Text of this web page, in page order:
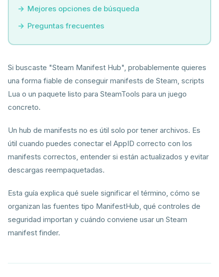
Mejores opciones de búsqueda
Preguntas frecuentes
Si buscaste "Steam Manifest Hub", probablemente quieres
una forma fiable de conseguir manifests de Steam, scripts
Lua o un paquete listo para SteamTools para un juego
concreto.
Un hub de manifests no es útil solo por tener archivos. Es
útil cuando puedes conectar el AppID correcto con los
manifests correctos, entender si están actualizados y evitar
descargas reempaquetadas.
Esta guía explica qué suele significar el término, cómo se
organizan las fuentes tipo ManifestHub, qué controles de
seguridad importan y cuándo conviene usar un Steam
manifest finder.